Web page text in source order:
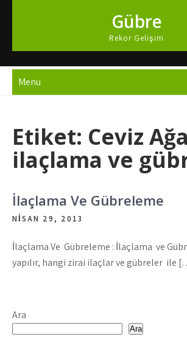
Gübre
Rekor Gelişim
Menu
Etiket: Ceviz
ilaçlama ve
İlaçlama Ve Gübreleme
NISAN 29, 2013
İlaçlama Ve Gübreleme : İlaçlama ve
yapılır, hangi zirai ilaçlar ve gübreler ile
Ara
Ara